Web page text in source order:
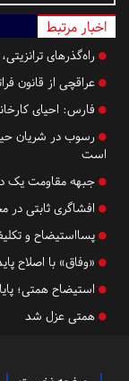
اخبار مرتبط
راه‌گذرهای
عراقچی از قانون
فارس: احیای
رسوب در شریان
است
جبهه مقاومت یک
افشاگری ثابتی در
پسااستيضاح و
«وفاق» با اصلاح
استیضاح همتی؛
همتی عزل شد